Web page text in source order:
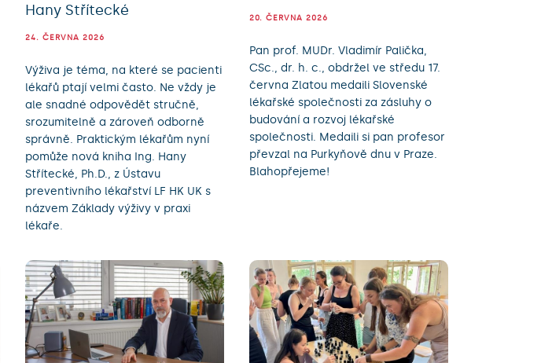
Hany Střítecké
24. ČERVNA 2026
Výživa je téma, na které se pacienti
lékařů ptají velmi často. Ne vždy je
ale snadné odpovědět stručně,
srozumitelně a zároveň odborně
správně. Praktickým lékařům nyní
pomůže nová kniha Ing. Hany
Střítecké, Ph.D., z Ústavu
preventivního lékařství LF HK UK s
názvem Základy výživy v praxi
lékaře.
20. ČERVNA 2026
Pan prof. MUDr. Vladimír Palička,
CSc., dr. h. c., obdržel ve středu 17.
června Zlatou medaili Slovenské
lékařské společnosti za zásluhy o
budování a rozvoj lékařské
společnosti. Medaili si pan profesor
převzal na Purkyňově dnu v Praze.
Blahopřejeme!